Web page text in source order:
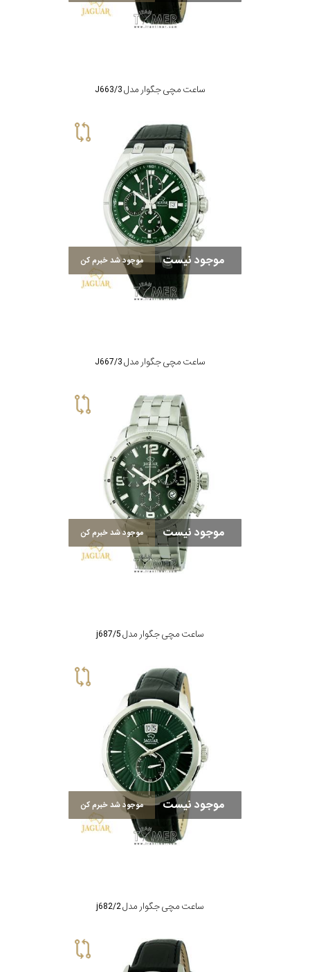
ساعت مچی جگوار مدل J663/3
موجود نیست موجود شد خبرم کن
ساعت مچی جگوار مدل J667/3
موجود نیست موجود شد خبرم کن
ساعت مچی جگوار مدل j687/5
موجود نیست موجود شد خبرم کن
ساعت مچی جگوار مدل j682/2